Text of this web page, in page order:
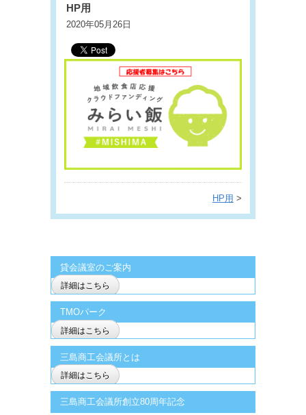
HP用
2020年05月26日
HP用 >
貸会議室のご案内
詳細はこちら
TMOパーク
詳細はこちら
三島商工会議所とは
詳細はこちら
三島商工会議所創立80周年記念